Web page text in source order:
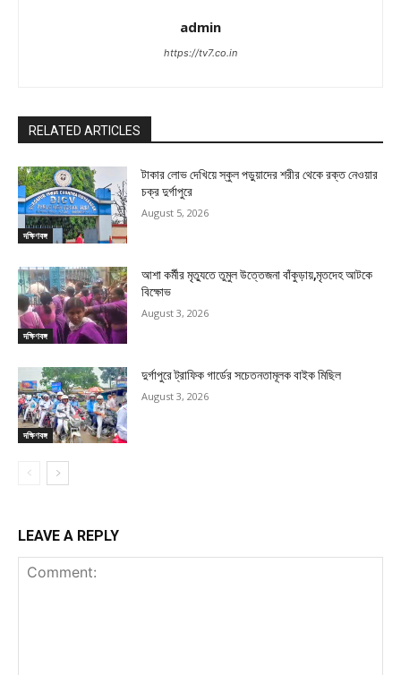
admin
https://tv7.co.in
RELATED ARTICLES
দক্ষিণবঙ্গ
টাকার লোভ দেখিয়ে স্কুল পড়ুয়াদের শরীর থেকে রক্ত নেওয়ার
চক্র দুর্গাপুরে
August 5, 2026
দক্ষিণবঙ্গ
আশা কর্মীর মৃত্যুতে তুমুল উত্তেজনা বাঁকুড়ায়,মৃতদেহ আটকে
বিক্ষোভ
August 3, 2026
দক্ষিণবঙ্গ
দুর্গাপুরে ট্রাফিক গার্ডের সচেতনতামূলক বাইক মিছিল
August 3, 2026
LEAVE A REPLY